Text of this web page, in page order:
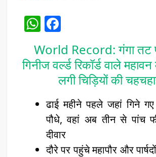
W
h
at
s
p
p
a
c
e
b
o
o
k
World Record: गंगा तट
गिनीज वर्ल्ड रिकॉर्ड वाले
लगी चिड़ियों की
ढाई महीने पहले जहां गिने
पौधे, वहां अब तीन से पांच
दीवार
दौरे पर पहुंचे महापौर और